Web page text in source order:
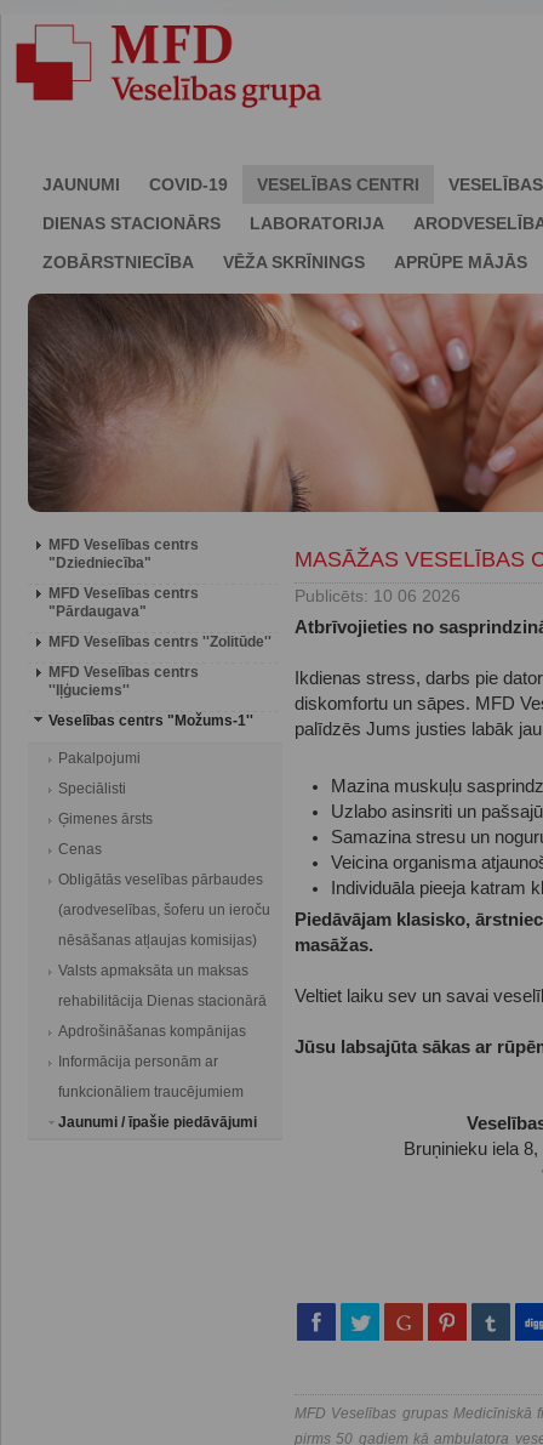
JAUNUMI COVID-19 VESELĪBAS CENTRI
DIENAS STACIONĀRS
LABORATORIJA
ZOBĀRSTNIECĪBA
VĒŽA SKRĪNINGS APRŪPE MĀJĀS
MFD Veselības centrs
"Dziedniecība"
MFD Veselības centrs
"Pārdaugava"
MFD Veselības centrs ''Zolitūde''
MFD Veselības centrs
''Iļģuciems''
Veselības centrs "Možums-1''
Pakalpojumi
Speciālisti
Ģimenes ārsts
Cenas
Obligātās veselības pārbaudes
(arodveselības, šoferu un ieroču
nēsāšanas atļaujas komisijas)
Valsts apmaksāta un maksas
rehabilitācija Dienas stacionārā
Apdrošināšanas kompānijas
Informācija personām ar
funkcionāliem traucējumiem
Jaunumi / īpašie piedāvājumi
MASĀŽAS VESELĪBAS
Publicēts: 10 06 2026
Atbrīvojieties no
Ikdienas stress, darbs pie
diskomfortu un sāpes. MFD
palīdzēs Jums justies labāk
Mazina muskuļu
Uzlabo asinsriti un
Samazina stresu un
Veicina organisma
Individuāla pieeja katram
Piedāvājam klasisko,
masāžas.
Veltiet laiku sev un savai
Jūsu labsajūta sākas ar
Bruņinieku iela
MFD Veselības grupas Medicīniskā
pirms 50 gadiem kā ambulatora